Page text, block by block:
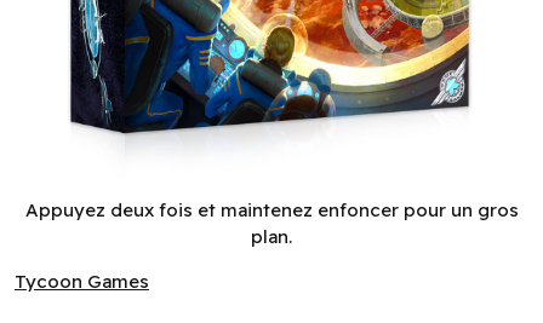
Appuyez deux fois et maintenez enfoncer pour un gros
plan.
Tycoon Games